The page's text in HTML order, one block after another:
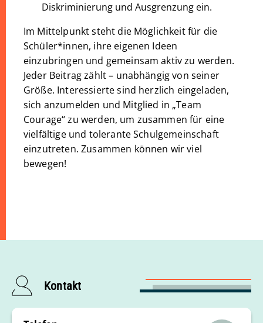
Diskriminierung und Ausgrenzung ein.
Im Mittelpunkt steht die Möglichkeit für die
Schüler*innen, ihre eigenen Ideen
einzubringen und gemeinsam aktiv zu werden.
Jeder Beitrag zählt – unabhängig von seiner
Größe. Interessierte sind herzlich eingeladen,
sich anzumelden und Mitglied in „Team
Courage“ zu werden, um zusammen für eine
vielfältige und tolerante Schulgemeinschaft
einzutreten. Zusammen können wir viel
bewegen!
Kontakt